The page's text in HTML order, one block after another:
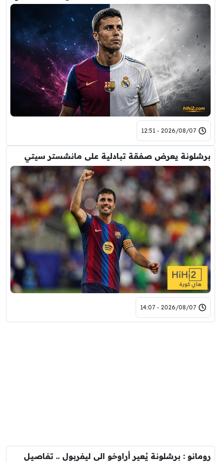
2026/08/07 - 12:51
برشلونة يعرض صفقة تبادلية على مانشستر سيتي
2026/08/07 - 14:07
رومانو : برشلونة يُعير أراوخو الى ليفربول .. تفاصيل